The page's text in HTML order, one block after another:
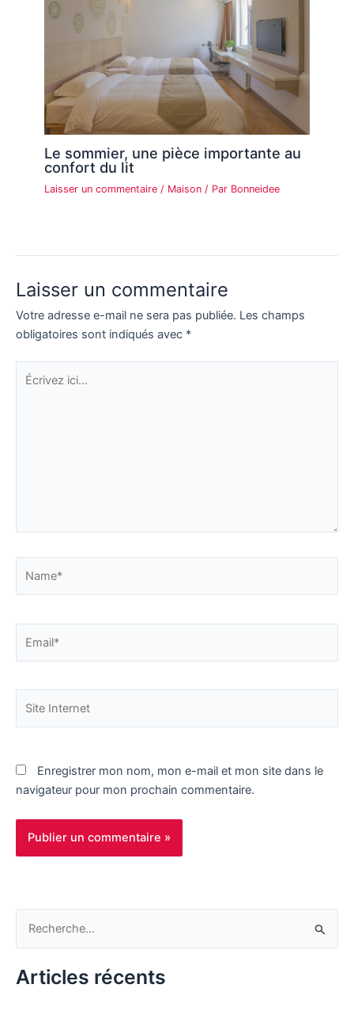
Le sommier, une pièce importante au
confort du lit
Laisser un commentaire / Maison / Par Bonneidee
Laisser un commentaire
Votre adresse e-mail ne sera pas publiée. Les champs
obligatoires sont indiqués avec *
Écrivez
ici…
Internet
Enregistrer mon nom, mon e-mail et mon site dans le
navigateur pour mon prochain commentaire.
h
Articles récents